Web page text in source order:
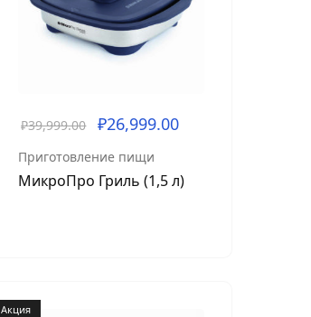
₽39,999.00 ₽26,999.00
Приготовление пищи
МикроПро Гриль (1,5 л)
Акция